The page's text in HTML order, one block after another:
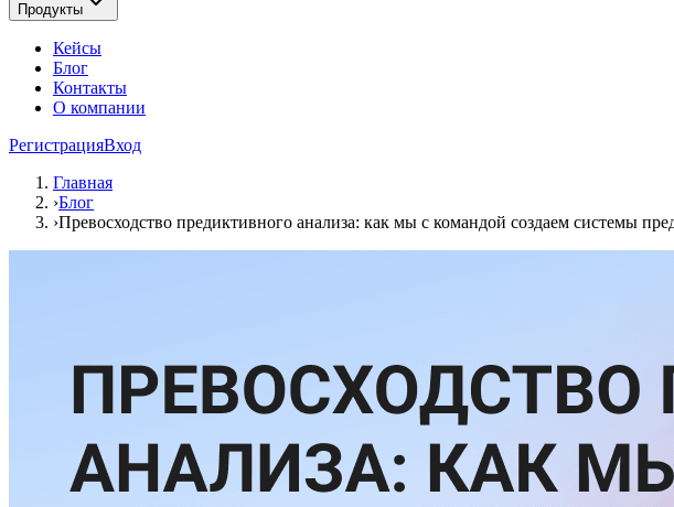
Продукты
Кейсы
Блог
Контакты
О компании
РегистрацияВход
Главная
›Блог
›Превосходство предиктивного анализа: как мы с командой создаем системы